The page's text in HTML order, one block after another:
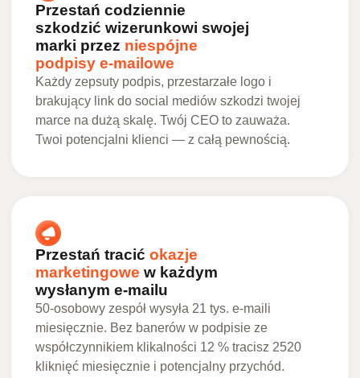
Przestań codziennie
szkodzić wizerunkowi swojej
marki przez niespójne
podpisy e-mailowe
Każdy zepsuty podpis, przestarzałe logo i
brakujący link do social mediów szkodzi twojej
marce na dużą skalę. Twój CEO to zauważa.
Twoi potencjalni klienci — z całą pewnością.
Przestań tracić okazje
marketingowe w każdym
wysłanym e-mailu
50-osobowy zespół wysyła 21 tys. e-maili
miesięcznie. Bez banerów w podpisie ze
współczynnikiem klikalności 12 % tracisz 2520
kliknięć miesięcznie i potencjalny przychód.